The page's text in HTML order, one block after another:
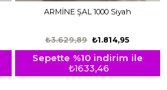
ARMİNE ŞAL 1000 Siyah
₺1.814,95
₺3.629,89
Sepette %10 indirim ile
₺1633,46